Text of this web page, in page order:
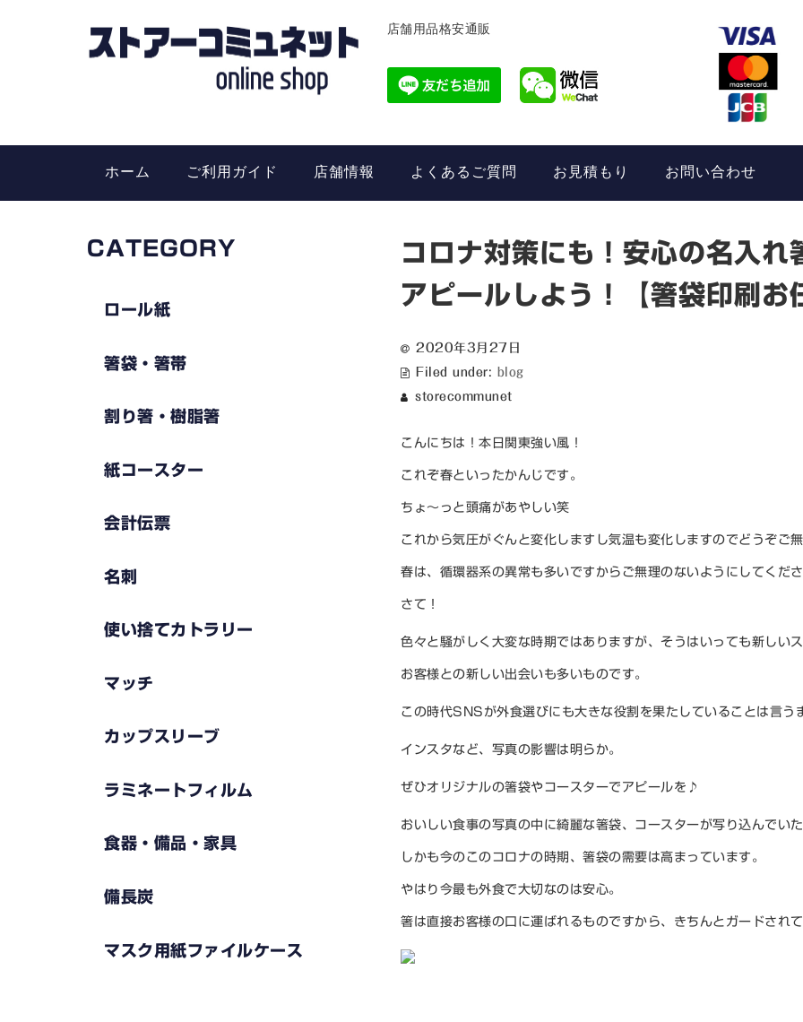
店舗用品格安通販
ホーム ご利用ガイド 店舗情報 よくあるご質問 お見積もり お問い合わせ
コロナ対策にも！安心の名入れ
アピールしよう！【箸袋印刷お
2020年3月27日
Filed under:
blog
storecommunet
こんにちは！本日関東強い風！
これぞ春といったかんじです。
ちょ〜っと頭痛があやしい笑
これから気圧がぐんと変化しますし気温も変化しますのでどうぞご
春は、循環器系の異常も多いですからご無理のないようにしてくだ
さて！
色々と騒がしく大変な時期ではありますが、そうはいっても新しい
お客様との新しい出会いも多いものです。
この時代SNSが外食選びにも大きな役割を果たしていることは言う
インスタなど、写真の影響は明らか。
ぜひオリジナルの箸袋やコースターでアピールを♪
おいしい食事の写真の中に綺麗な箸袋、コースターが写り込んでい
しかも今のこのコロナの時期、箸袋の需要は高まっています。
やはり今最も外食で大切なのは安心。
箸は直接お客様の口に運ばれるものですから、きちんとガードされ
CATEGORY
ロール紙
箸袋・箸帯
割り箸・樹脂箸
紙コースター
会計伝票
名刺
使い捨てカトラリー
マッチ
カップスリーブ
ラミネートフィルム
食器・備品・家具
備長炭
マスク用紙ファイルケース